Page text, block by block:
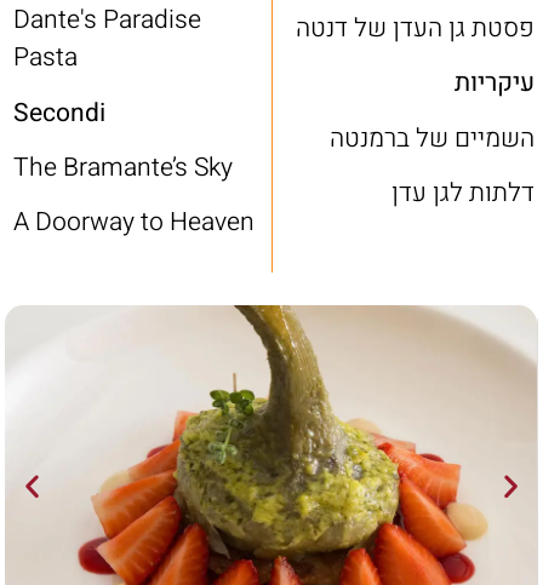
פסטת גן העדן של דנטה
עיקריות
השמיים של ברמנטה
דלתות לגן עדן
Dante's Paradise
Pasta
Secondi
The Bramante’s Sky
A Doorway to Heaven